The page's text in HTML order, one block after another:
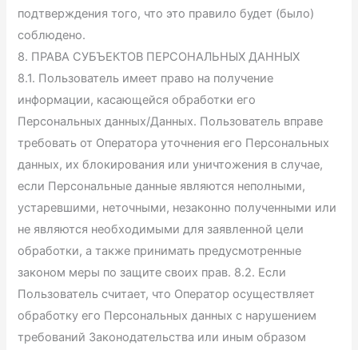
подтверждения того, что это правило будет (было)
соблюдено.
8. ПРАВА СУБЪЕКТОВ ПЕРСОНАЛЬНЫХ ДАННЫХ
8.1. Пользователь имеет право на получение
информации, касающейся обработки его
Персональных данных/Данных. Пользователь вправе
требовать от Оператора уточнения его Персональных
данных, их блокирования или уничтожения в случае,
если Персональные данные являются неполными,
устаревшими, неточными, незаконно полученными или
не являются необходимыми для заявленной цели
обработки, а также принимать предусмотренные
законом меры по защите своих прав. 8.2. Если
Пользователь считает, что Оператор осуществляет
обработку его Персональных данных с нарушением
требований Законодательства или иным образом